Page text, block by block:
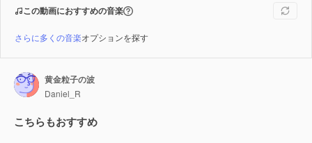
この動画におすすめの音楽
さらに多くの音楽オプションを探す
黄金粒子の波
Daniel_R
こちらもおすすめ